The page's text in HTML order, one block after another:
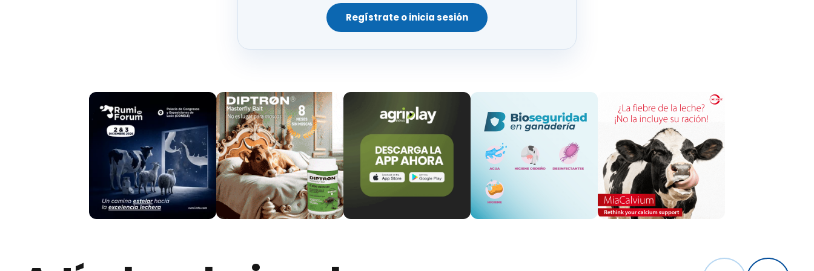
Universidad Nacional del Comahue-CONICET(Argentina), laUniversidad de Sevilla
Grupo de Investigación en Gestión de Recursos Cinegéticos y Fauna Silvestre
del Instituto de Investigación en Recursos Cinegéticos (IREC – CSIC, UCLM, JCCM)
relación
El estudio se ha realizado en dos zonas montañosas con tradición trashumante: los Pirineos (España),
la trashumancia está en declive, utilizando como modelo de estudio elbuitre leonado (Gyps fulvus); y los
Andes (Argentina), donde la trashumancia sigue siendo una práctica ganadera relevante, utilizando como
especie de ave carroñera investigada elcóndor andino (Vultur gryphus).
La desaparición de la trashumancia implica alteraciones en los patrones de uso del espacio por parte de las
aves carroñeras, y advierte de la urgencia de mejorar el uso del espacio por parte de los buitres.
Regístrate o inicia sesión